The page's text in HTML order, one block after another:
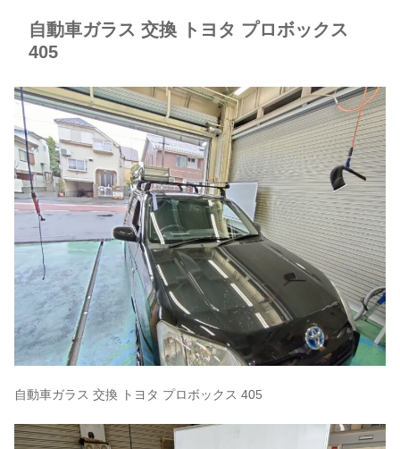
自動車ガラス 交換 トヨタ プロボックス
405
自動車ガラス 交換 トヨタ プロボックス 405